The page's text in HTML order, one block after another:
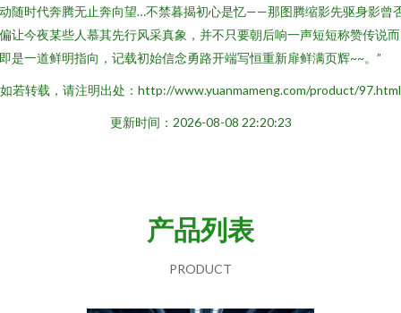
随时代奔腾无止奔向望…不禁暮揭初心是忆——那图腾缩影先驱身影曾
让今夜某些人慕其先行风采真象，并不只要朝后响一声短短称赞传说
是一道鲜明指向，记载初始信念勇路开端写恒重新扉鲜满页辉~~。”
如若转载，请注明出处：http://www.yuanmameng.com/product/97.html
更新时间：2026-08-08 22:20:23
产品列表
PRODUCT